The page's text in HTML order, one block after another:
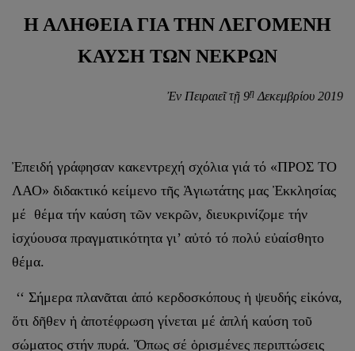
Η ΑΛΗΘΕΙΑ ΓΙΑ ΤΗΝ ΛΕΓΟΜΕΝΗ
ΚΑΥΣΗ ΤΩΝ ΝΕΚΡΩΝ
Ἐν Πειραιεῖ τῇ 9ῃ Δεκεμβρίου 2019
Ἐπειδή γράφησαν κακεντρεχή σχόλια γιά τό «ΠΡΟΣ ΤΟ
ΛΑΟ» διδακτικό κείμενο τῆς Ἁγιωτάτης μας Ἐκκλησίας
μέ θέμα τήν καύση τῶν νεκρῶν, διευκρινίζομε τήν
ἰσχύουσα πραγματικότητα γι’ αὐτό τό πολύ εὐαίσθητο
θέμα.
‘‘ Σήμερα πλανᾶται ἀπό κερδοσκόπους ἡ ψευδής εἰκόνα,
ὅτι δῆθεν ἡ ἀποτέφρωση γίνεται μέ ἁπλή καύση τοῦ
σώματος στήν πυρά. Ὅπως σέ ὁρισμένες πε­ριπτώσεις